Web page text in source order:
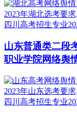
四川高考招生专业
山东普通类二段
职业学院网络舆
四川高考招生专业